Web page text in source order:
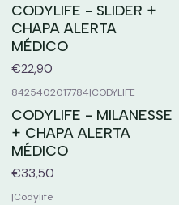
CODYLIFE - SLIDER +
CHAPA ALERTA
MÉDICO
€22,90
8425402017784|CODYLIFE
CODYLIFE - MILANESSE
+ CHAPA ALERTA
MÉDICO
€33,50
|Codylife